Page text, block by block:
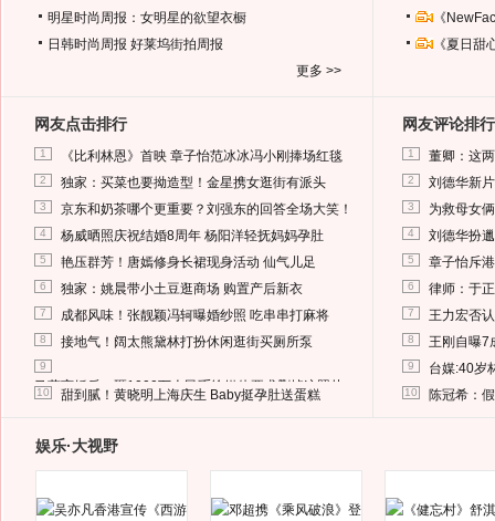
明星时尚周报：女明星的欲望衣橱
日韩时尚周报 好莱坞街拍周报
更多 >>
《
《夏日
网友点击排行
1 《比利林恩》首映 章子怡范冰冰冯小刚捧场红毯
2 独家：买菜也要拗造型！金星携女逛街有派头
3 京东和奶茶哪个更重要？刘强东的回答全场大笑！
4 杨威晒照庆祝结婚8周年 杨阳洋轻抚妈妈孕肚
5 艳压群芳！唐嫣修身长裙现身活动 仙气儿足
6 独家：姚晨带小土豆逛商场 购置产后新衣
7 成都风味！张靓颖冯轲曝婚纱照 吃串串打麻将
8 接地气！阔太熊黛林打扮休闲逛街买厕所泵
9
马蓉离婚后，砸1000万人民币给媒体要求删掉这照片
10 甜到腻！黄晓明上海庆生 Baby挺孕肚送蛋糕
网友评论排行
1 董卿：这
2 刘德华新
3 为救母女
4 刘德华扮
5 章子怡斥
6 律师：于
7 王力宏否
8 王刚自曝7
9 台媒:40岁
10 陈冠希：
娱乐·大视野